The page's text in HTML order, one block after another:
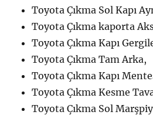
Toyota Çıkma Sol Kapı
Toyota Çıkma kaporta
Toyota Çıkma Kapı
Toyota Çıkma Tam Arka,
Toyota Çıkma Kapı
Toyota Çıkma Kesme
Toyota Çıkma Sol